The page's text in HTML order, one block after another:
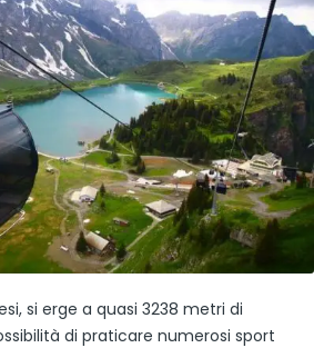
si erge a quasi 3238 metri di
di praticare numerosi sport